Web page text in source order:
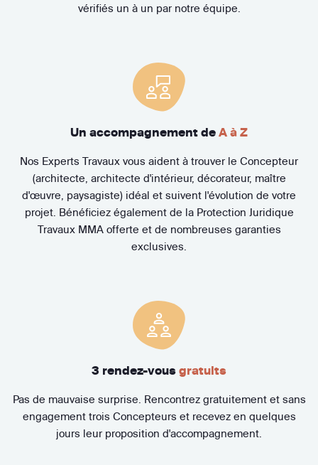
vérifiés un à un par notre équipe.
Un accompagnement de A à Z
Nos Experts Travaux vous aident à trouver le Concepteur
(architecte, architecte d'intérieur, décorateur, maître
d'œuvre, paysagiste) idéal et suivent l'évolution de votre
projet. Bénéficiez également de la Protection Juridique
Travaux MMA offerte et de nombreuses garanties
exclusives.
3 rendez-vous gratuits
Pas de mauvaise surprise. Rencontrez gratuitement et sans
engagement trois Concepteurs et recevez en quelques
jours leur proposition d'accompagnement.